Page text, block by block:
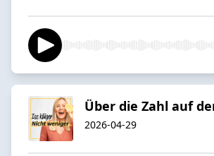
Über die Zahl auf
2026-04-29